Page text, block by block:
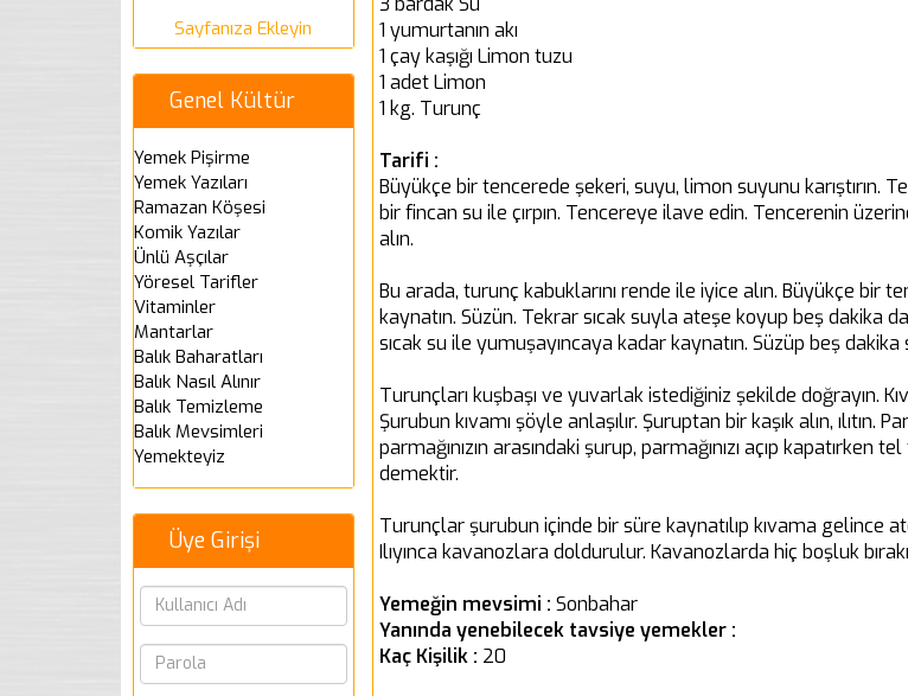
1 yumurtanın akı
1 çay kaşığı Limon tuzu
1 adet Limon
1 kg. Turunç
Tarifi :
Büyükçe bir tencerede şekeri, suyu, limon suyunu karıştırın.
bir fincan su ile çırpın. Tencereye ilave edin. Tencerenin
alın.
Bu arada, turunç kabuklarını rende ile iyice alın. Büyükçe bir
kaynatın. Süzün. Tekrar sıcak suyla ateşe koyup beş dakika
sıcak su ile yumuşayıncaya kadar kaynatın. Süzüp beş
Turunçları kuşbaşı ve yuvarlak istediğiniz şekilde doğrayın.
Şurubun kıvamı şöyle anlaşılır. Şuruptan bir kaşık alın, ılıtın.
parmağınızın arasındaki şurup, parmağınızı açıp kapatırken
demektir.
Turunçlar şurubun içinde bir süre kaynatılıp kıvama gelince
Ilıyınca kavanozlara doldurulur. Kavanozlarda hiç boşluk
Yemeğin mevsimi : Sonbahar
Yanında yenebilecek tavsiye yemekler :
Kaç Kişilik : 20
Sayfanıza Ekleyin
Genel Kültür
Yemek Pişirme
Yemek Yazıları
Ramazan Köşesi
Komik Yazılar
Ünlü Aşçılar
Yöresel Tarifler
Vitaminler
Mantarlar
Balık Baharatları
Balık Nasıl Alınır
Balık Temizleme
Balık Mevsimleri
Yemekteyiz
Üye Girişi